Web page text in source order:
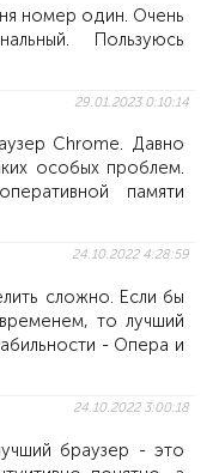
номер один. Очень
Пользуюсь
29.01.2023 0:10:14
Chrome. Давно
особых проблем.
памяти
24.10.2022 4:28:59
сложно. Если бы
то лучший
- Опера и
24.10.2022 3:00:18
браузер - это